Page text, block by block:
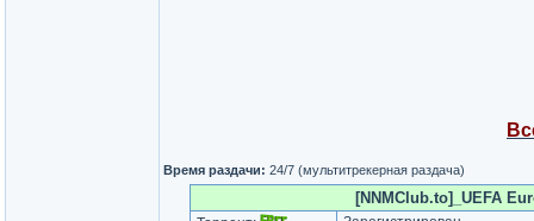
Время раздачи: 24/7 (мультитрекерная раздача)
[NNMClub.to]_UEFA